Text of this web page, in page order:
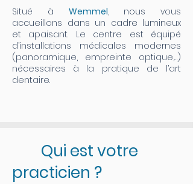
Situé à Wemmel, nous vous
accueillons dans un cadre lumineux
et apaisant. Le centre est équipé
d’installations médicales modernes
(panoramique, empreinte optique,…)
nécessaires à la pratique de l’art
dentaire.
Qui est votre
practicien ?